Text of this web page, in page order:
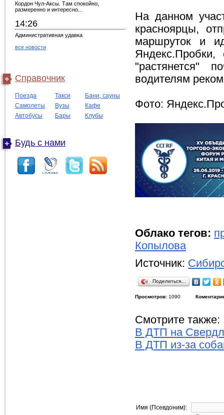
Кордон Чул-Аксы. Там спокойно,
размеренно и интересно...
14:26
Административная удавка
все новости
Справочник
Поезда Такси
Бани, сауны
Самолеты
Вузы
Кафе
Автобусы
Бары Клубы
Будь с нами
На данном
красноярцы,
маршруток и
Яндекс.Пробки,
"растянется"
водителям
Фото:
Облако тегов:
Копылова
Источник:
Поделиться…
Просмотров: 1090
Смотрите также:
В ДТП на
В ДТП из-за
Имя (Псевдоним):